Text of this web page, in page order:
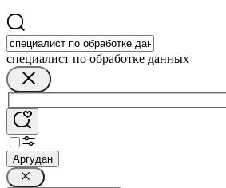
специалист по обработке данных
Аргудан